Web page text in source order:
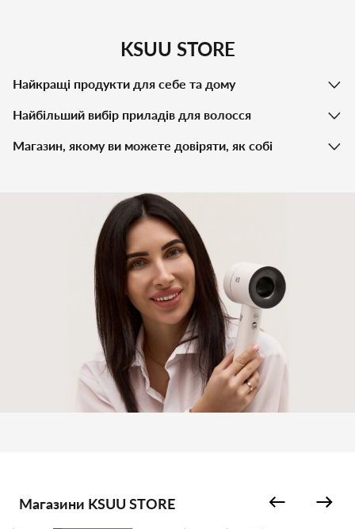
KSUU STORE
Найкращі продукти для себе та дому
Найбільший вибір приладів для волосся
Магазин, якому ви можете довіряти, як собі
Магазини KSUU STORE